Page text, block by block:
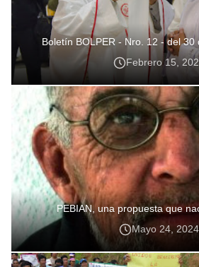
Boletín BOLPER - Nro. 12 - del 30
Febrero 15,
PEBIAN, una propuesta que
Mayo 24, 2024